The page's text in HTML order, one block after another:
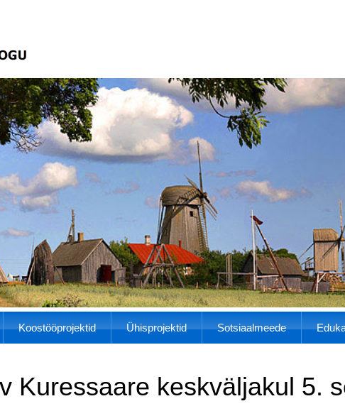
Koostööprojektid Ühisprojektid Sotsiaalmeede
Kuressaare keskväljakul 5.